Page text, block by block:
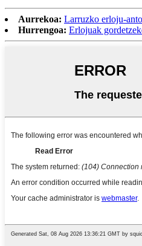
Aurrekoa: Larruzko erloju-
Hurrengoa: Erlojuak